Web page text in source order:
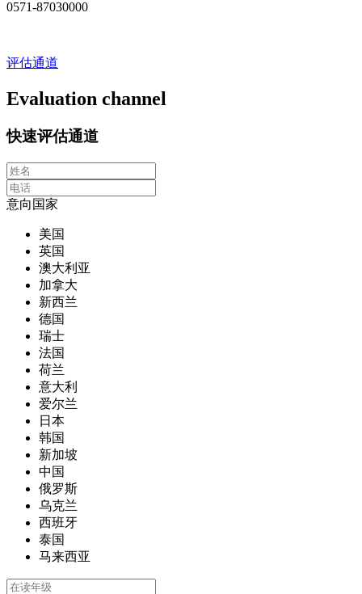
0571-87030000
评估通道
Evaluation channel
快速评估通道
意向国家
美国
英国
澳大利亚
加拿大
新西兰
德国
瑞士
法国
荷兰
意大利
爱尔兰
日本
韩国
新加坡
中国
俄罗斯
乌克兰
西班牙
泰国
马来西亚